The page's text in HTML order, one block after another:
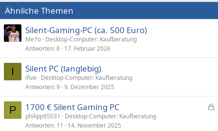
Ähnliche Themen
Silent-Gaming-PC (ca. 500 Euro)
Me7o Desktop-Computer: Kaufberatung
Antworten 8 17. Februar 2026
I Silent PC (langlebig)
ifive
Desktop-Computer: Kaufberatung
Antworten 9 9. Dezember 2025
P 1700 € Silent Gaming PC
philipp95031
Desktop-Computer: Kaufberatung
Antworten 11 14. November 2025